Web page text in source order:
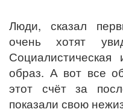
Люди, сказал
очень хотят
образ. А вот все
этот счёт за
показали свою